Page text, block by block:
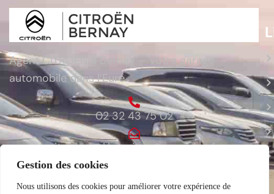
Gestion des cookies
Nous utilisons des cookies pour améliorer votre expérience de
Agent CITROËN à Bernay – Votre garage
automobile dans l’Eure.
02 32 43 75 02
citroen.sarl.lauvriere@wanadoo.fr